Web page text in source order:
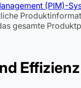
(PIM)-
gesamte
Effizienz